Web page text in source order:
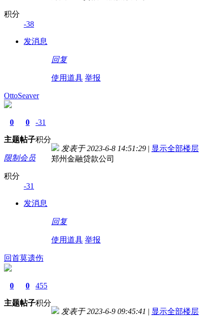
积分
-38
发消息
回复
使用道具 举报
OttoSeaver
0
主题
0
帖子
-31
积分
限制会员
积分
-31
发消息
发表于 2023-6-8 14:51:29 | 显示全部楼层
郑州金融贷款公司
回复
使用道具 举报
回首莫遗伤
0
主题
0
帖子
455
积分
发表于 2023-6-9 09:45:41 | 显示全部楼层